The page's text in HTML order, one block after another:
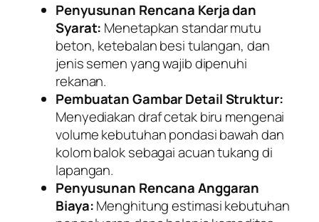
Penyusunan Rencana Kerja dan
Syarat: Menetapkan standar mutu
beton, ketebalan besi tulangan, dan
jenis semen yang wajib dipenuhi
rekanan.
Pembuatan Gambar Detail Struktur:
Menyediakan draf cetak biru mengenai
volume kebutuhan pondasi bawah dan
kolom balok sebagai acuan tukang di
lapangan.
Penyusunan Rencana Anggaran
Biaya:Menghitung estimasi kebutuhan